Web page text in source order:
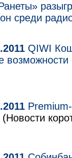
среди
QIWI
возможности
(Новости